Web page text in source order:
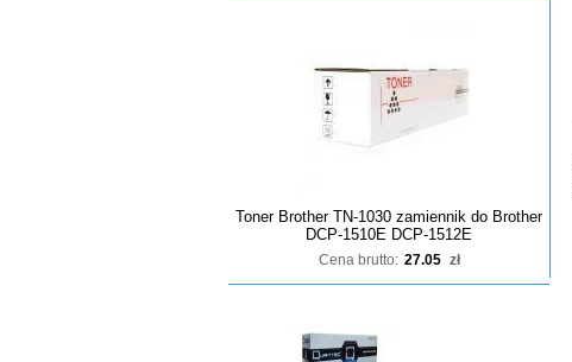
Toner Brother TN-1030 zamiennik do Brother
DCP-1510E DCP-1512E
Cena brutto: 27.05 zł